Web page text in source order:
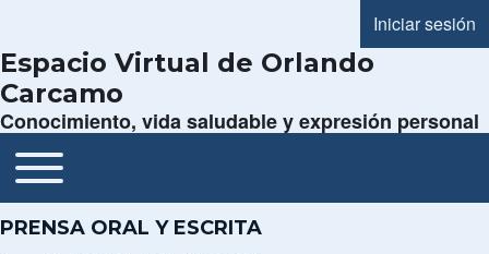
Menú de
Iniciar sesión
Espacio Virtual de Orlando
Carcamo
Conocimiento, vida saludable y expresión personal
Navegación principal
Toggle main menu
PRENSA ORAL Y ESCRITA